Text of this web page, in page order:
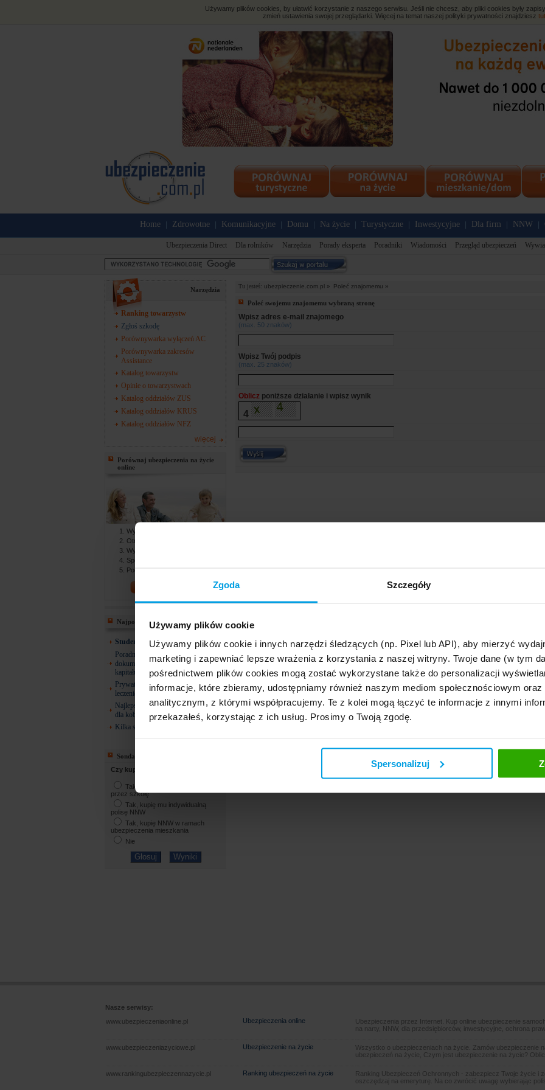
Zgoda Szczegóły
Używamy plików cookie
Używamy plików cookie i innych narzędzi śledzących (np. Pixel lub API), aby mierzyć
marketing i zapewniać lepsze wrażenia z korzystania z naszej witryny. Twoje dane (w tym
pośrednictwem plików cookies mogą zostać wykorzystane także do personalizacji
informacje, które zbieramy, udostępniamy również naszym mediom społecznościowym
analitycznym, z którymi współpracujemy. Te z kolei mogą łączyć te informacje z innymi
przekazałeś, korzystając z ich usług. Prosimy o Twoją zgodę.
Spersonalizuj
Używamy plików cookies, by ułatwić korzystanie z naszego serwisu. Jeśli nie chcesz, aby pliki cookies były
zmień ustawienia swojej przeglądarki. Więcej na temat naszej polityki prywatności znajdziesz
Home Zdrowotne Komunikacyjne Domu Na życie Turystyczne Inwestycyjne Dla firm NNW
Ubezpieczenia Direct Dla rolników Narzędzia Porady eksperta Poradniki Wiadomości Przegląd ubezpieczeń
Narzędzia
Ranking towarzystw
Zgłoś szkodę
Porównywarka wyłączeń AC
Porównywarka zakresów
Assistance
Katalog towarzystw
Opinie o towarzystwach
Katalog oddziałów ZUS
Katalog oddziałów KRUS
Katalog oddziałów NFZ
więcej
Porównaj ubezpieczenia na życie
online
Wypełniasz formularz online
Otrzymujesz gotowe oferty
Wybierasz najlepszą ofertę
Spotykasz się z agentem
Podpisujesz dokumenty
Najpopularniejsze
Studencie! 26 lat i co dalej?
Poradnik ZUS: Gdzie szukać
dokumentów do emerytury, renty lub
kapitału początkowego?
Prywatne ubezpieczenia zdrowotne –
leczenie dentystyczne
Najlepsze ubezpieczenie zdrowotne
dla kobiety w ciąży
Kilka słów o osobach uposażonych
Sonda
Czy kupisz NNW dla dziecka?
Tak, kupię NNW oferowane
przez szkołę
Tak, kupię mu indywidualną
polisę NNW
Tak, kupię NNW w ramach
ubezpieczenia mieszkania
Nie
Tu jesteś: ubezpieczenie.com.pl » Poleć znajomemu »
Poleć swojemu znajomemu wybraną stronę
Wpisz adres e-mail znajomego
(max. 50 znaków)
Wpisz Twój podpis
(max. 25 znaków)
Oblicz poniższe działanie i wpisz wynik
4
Nasze serwisy:
www.ubezpieczeniaonline.pl
Ubezpieczenia online
Ubezpieczenia przez Internet. Kup online ubezpieczenie
na narty, NNW, dla przedsiębiorców, inwestycyjne, ochrona
www.ubezpieczeniazyciowe.pl Ubezpieczenie na życie
Wszystko o ubezpieczeniach na życie. Zamów ubezpieczenie
ubezpieczeń na życie, Czym jest ubezpieczenie na życie?
www.rankingubezpieczennazycie.pl Ranking ubezpieczeń na życie
Ranking Ubezpieczeń Ochronnych - zabezpiecz Twoje życie i
oszczędzaj na emeryturę. Na co zwrócić uwagę wybierając